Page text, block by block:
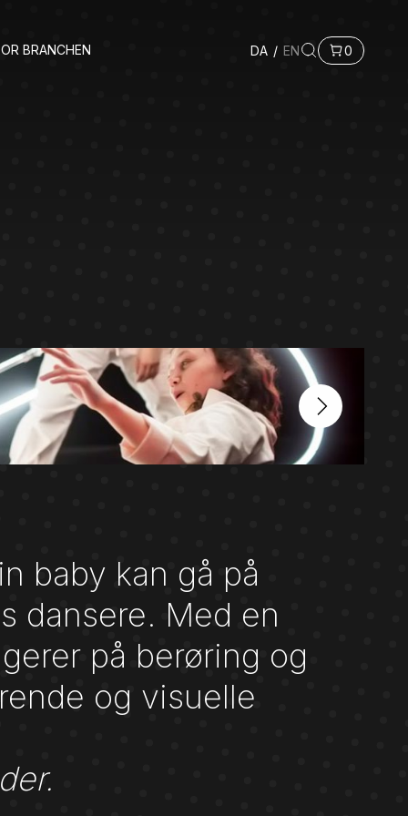
BRANCHEN DA / EN 0
baby kan gå på
dansere. Med en
på berøring og
og visuelle